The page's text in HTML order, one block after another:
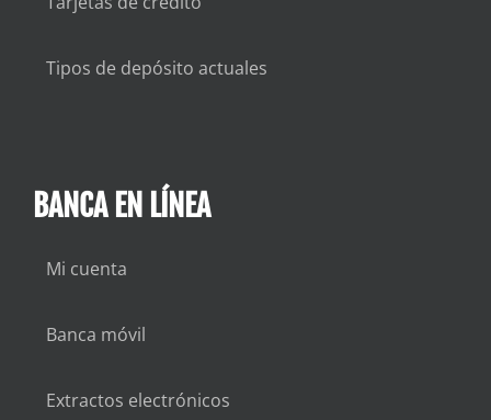
Tipos de depósito actuales
BANCA EN LÍNEA
Mi cuenta
Banca móvil
Extractos electrónicos